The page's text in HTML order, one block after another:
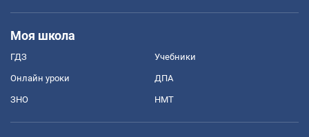
Моя школа
ГДЗ Учебники
Онлайн уроки ДПА
ЗНО НМТ